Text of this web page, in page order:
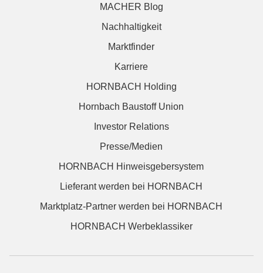
MACHER Blog
Nachhaltigkeit
Marktfinder
Karriere
HORNBACH Holding
Hornbach Baustoff Union
Investor Relations
Presse/Medien
HORNBACH Hinweisgebersystem
Lieferant werden bei HORNBACH
Marktplatz-Partner werden bei HORNBACH
HORNBACH Werbeklassiker